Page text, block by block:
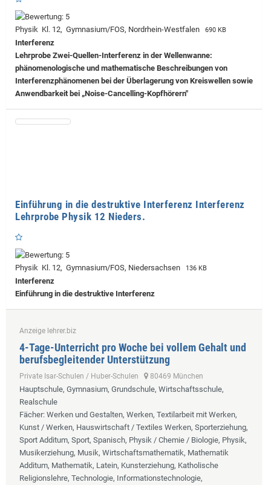
Physik Kl. 12, Gymnasium/FOS, Nordrhein-Westfalen 690 KB
Interferenz
Lehrprobe Zwei-Quellen-Interferenz in der Wellenwanne:
phänomenologische und mathematische Beschreibungen von
Interferenzphänomenen bei der Überlagerung von Kreiswellen sowie
Anwendbarkeit bei „Noise-Cancelling-Kopfhörern"
Einführung in die destruktive Interferenz Interferenz
Lehrprobe Physik 12 Nieders.
Physik Kl. 12, Gymnasium/FOS, Niedersachsen 136 KB
Interferenz
Einführung in die destruktive Interferenz
Anzeige lehrer.biz
4-Tage-Unterricht pro Woche bei vollem Gehalt und
berufsbegleitender Unterstützung
Private Isar-Schulen / Huber-Schulen 80469 München
Hauptschule, Gymnasium, Grundschule, Wirtschaftsschule,
Realschule
Fächer: Werken und Gestalten, Werken, Textilarbeit mit Werken,
Kunst / Werken, Hauswirtschaft / Textiles Werken, Sporterziehung,
Sport Additum, Sport, Spanisch, Physik / Chemie / Biologie, Physik,
Musikerziehung, Musik, Wirtschaftsmathematik, Mathematik
Additum, Mathematik, Latein, Kunsterziehung, Katholische
Religionslehre, Technologie, Informationstechnologie,